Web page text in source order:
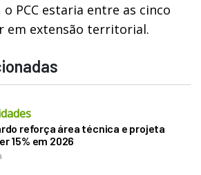
PCC estaria entre as cinco
em extensão territorial.
reforça área técnica e projeta
15% em 2026